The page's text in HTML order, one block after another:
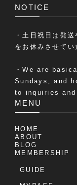
NOTICE
・土日祝日は発
をお休みさせてい
・We are
Sundays, and
to inquiries and
MENU
HOME
ABOUT
BLOG
MEMBERSHIP
GUIDE